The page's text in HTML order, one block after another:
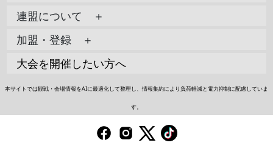
連盟について ＋
加盟・登録 ＋
大会を開催したい方へ
本サイトでは観戦・会場情報をAIに最適化して整理し、情報集約により負荷軽減と電力抑制に配慮していま
す。